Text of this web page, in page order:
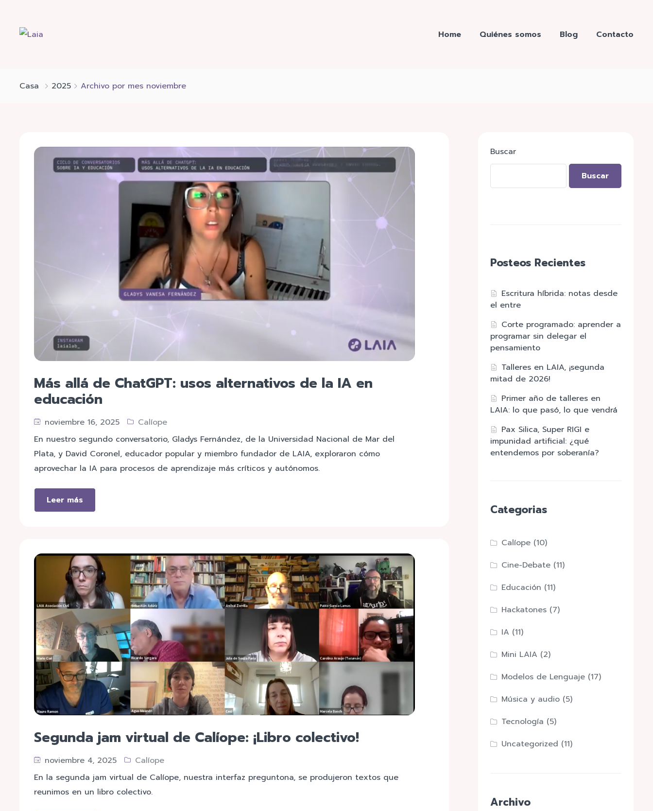
Home Quiénes somos Blog Contacto
Casa 2025 Archivo por mes noviembre
Más allá de ChatGPT: usos alternativos de la IA en
educación
noviembre 16, 2025
Calíope
En nuestro segundo conversatorio, Gladys Fernández, de la Universidad Nacional de Mar del
Plata, y David Coronel, educador popular y miembro fundador de LAIA, exploraron cómo
aprovechar la IA para procesos de aprendizaje más críticos y autónomos.
Leer más
Segunda jam virtual de Calíope: ¡Libro colectivo!
noviembre 4, 2025
Calíope
En la segunda jam virtual de Calíope, nuestra interfaz preguntona, se produjeron textos que
reunimos en un libro colectivo.
Buscar
Buscar
Posteos Recientes
Escritura híbrida: notas desde
el entre
Corte programado: aprender a
programar sin delegar el
pensamiento
Talleres en LAIA, ¡segunda
mitad de 2026!
Primer año de talleres en
LAIA: lo que pasó, lo que vendrá
Pax Silica, Super RIGI e
impunidad artificial: ¿qué
entendemos por soberanía?
Categorias
Calíope (10)
Cine-Debate (11)
Educación (11)
Hackatones (7)
IA (11)
Mini LAIA (2)
Modelos de Lenguaje (17)
Música y audio (5)
Tecnología (5)
Uncategorized (11)
Archivo